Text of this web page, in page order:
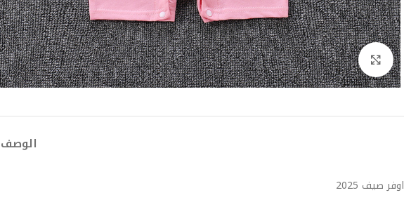
Click to enlarge
الوصف
اوفر صيف 2025